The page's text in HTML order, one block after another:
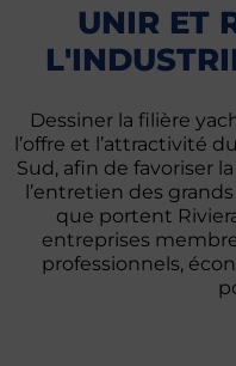
UNIR ET
Dessiner la filière
l’offre et l’attractivité
Sud, afin de favoriser
l’entretien des
que portent
entreprises
professionnels,